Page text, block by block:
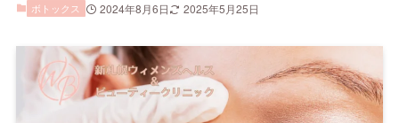
ボトックス 2024年8月6日 2025年5月25日